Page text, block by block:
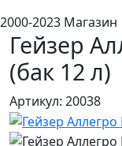
2000-2023 Магазин
Гейзер
(бак 12 л)
Артикул: 20038